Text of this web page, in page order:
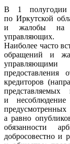
В 1 полугодии
по Иркутской
и жалобы на
управляющих.
Наиболее часто
обращений и
управляющими
предоставления
кредиторов
и
предусмотренных
а равно
обязанности
добросовестно и